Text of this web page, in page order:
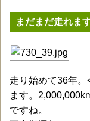
まだまだ走れま
走り始めて36年
ます。
ですね。